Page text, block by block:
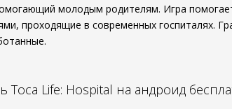
молодым родителям. Игра
проходящие в современных госпиталях.
Toca Life: Hospital на андроид